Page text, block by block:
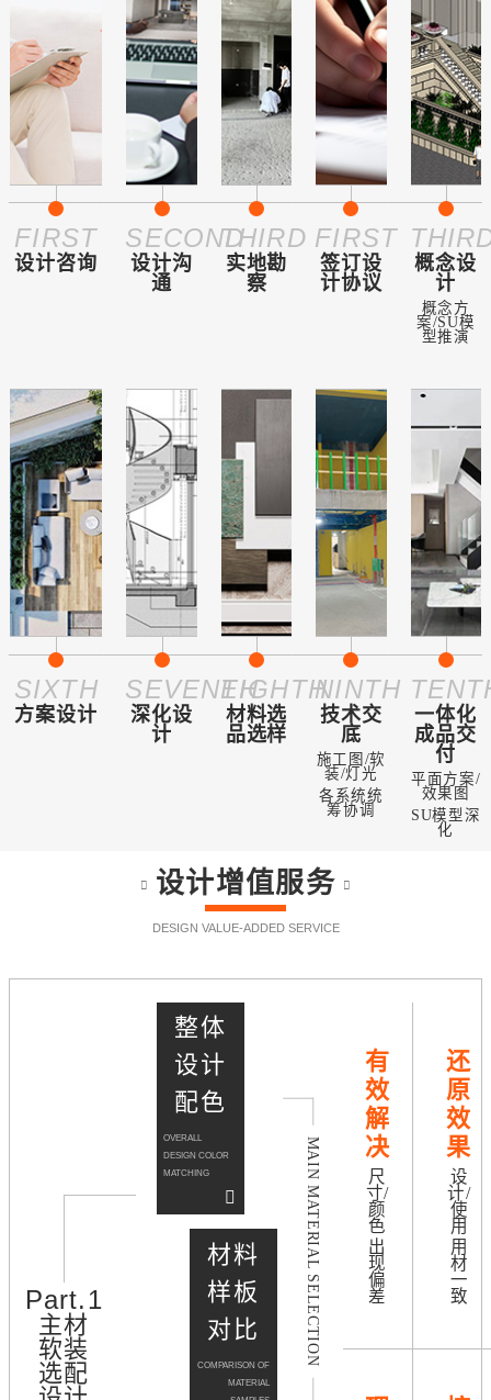
FIRST
设计咨询
SECOND
设计沟
通
THIRD
实地勘
察
FIRST
签订设
计协议
概念设
计
概念方
案/SU模
型推演
SIXTH
方案设计
SEVENTH
深化设
计
EIGHTH
材料选
品选样
NINTH
技术交
底
施工图/软
装/灯光
各系统统
筹协调
一体化
成品交
付
平面方案/
效果图
SU模型深
化
设计增值服务
DESIGN VALUE-ADDED SERVICE
Part.1
主材
软装
选配
整体
设计
配色
OVERALL
DESIGN COLOR
MATCHING
材料
样板
对比
COMPARISON OF
MATERIAL
MAIN MATERIAL SELECTION
有
效
解
决
尺
寸/
颜
色
出
现
偏
差
还
原
效
果
设
计/
使
用
用
材
一
致